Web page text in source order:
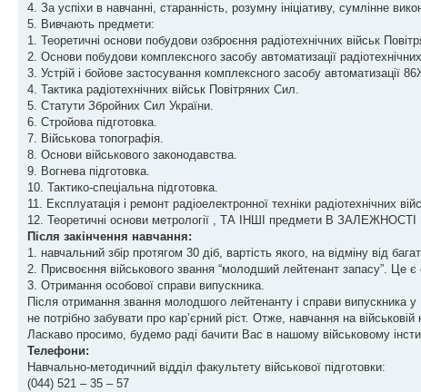
4. За успіхи в навчанні, старанність, розумну ініціативу, сумлінне
5. Вивчають предмети:
1. Теоретичні основи побудови озброєння радіотехнічних військ
2. Основи побудови комплексного засобу автоматизації
3. Устрій і бойове застосування комплексного засобу автоматизації
4. Тактика радіотехнічних військ Повітряних Сил.
5. Статути Збройних Сил України.
6. Стройова підготовка.
7. Військова топографія.
8. Основи військового законодавства.
9. Вогнева підготовка.
10. Тактико-спеціальна підготовка.
11. Експлуатація і ремонт радіоелектронної техніки радіотехнічних
12. Теоретичні основи метрології , ТА ІНШІ предмети В
Після закінчення навчання:
1. навчальний збір протягом 30 діб, вартість якого, на відміну від
2. Присвоєння військового звання “молодший лейтенант запасу”. Це
3. Отримання особової справи випускника.
Після отримання звання молодшого лейтенанту і справи випускника
не потрібно забувати про кар’єрний ріст. Отже, навчання на військовій
Ласкаво просимо, будемо раді бачити Вас в нашому військовому
Телефони:
Навчально-методичний відділ факультету військової підготовки:
(044) 521 – 35 – 57